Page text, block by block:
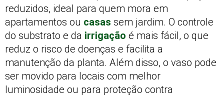
reduzidos, ideal para quem mora em
apartamentos ou casas sem jardim. O controle
do substrato e da irrigação é mais fácil, o que
reduz o risco de doenças e facilita a
manutenção da planta. Além disso, o vaso pode
ser movido para locais com melhor
luminosidade ou para proteção contra